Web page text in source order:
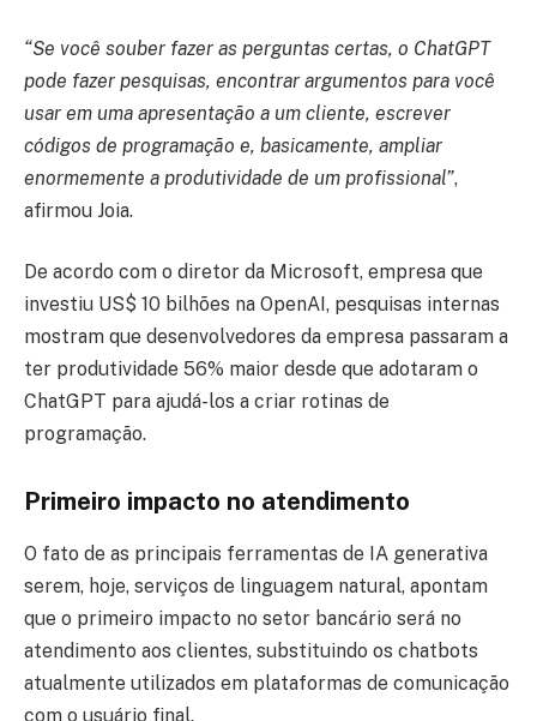
“Se você souber fazer as perguntas certas, o ChatGPT
pode fazer pesquisas, encontrar argumentos para você
usar em uma apresentação a um cliente, escrever
códigos de programação e, basicamente, ampliar
enormemente a produtividade de um profissional”,
afirmou Joia.
De acordo com o diretor da Microsoft, empresa que
investiu US$ 10 bilhões na OpenAI, pesquisas internas
mostram que desenvolvedores da empresa passaram a
ter produtividade 56% maior desde que adotaram o
ChatGPT para ajudá-los a criar rotinas de
programação.
Primeiro impacto no atendimento
O fato de as principais ferramentas de IA generativa
serem, hoje, serviços de linguagem natural, apontam
que o primeiro impacto no setor bancário será no
atendimento aos clientes, substituindo os chatbots
atualmente utilizados em plataformas de comunicação
com o usuário final.